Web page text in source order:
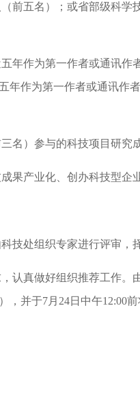
前五名）；或省部级科
年作为第一作者或通讯作
年作为第一作者或通讯作
名）参与的科技项目研
果产业化、创办科技型
技处组织专家进行评审
认真做好组织推荐工作
，并于7月24日中午12:00